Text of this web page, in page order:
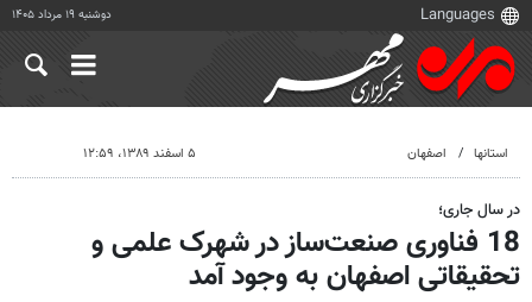
دوشنبه ۱۹ مرداد ۱۴۰۵
استانها اصفهان ۵ اسفند ۱۳۸۹، ۱۲:۵۹
در سال جاری؛
18 فناوری صنعت‌ساز در شهرک علمی و
تحقیقاتی اصفهان به وجود آمد